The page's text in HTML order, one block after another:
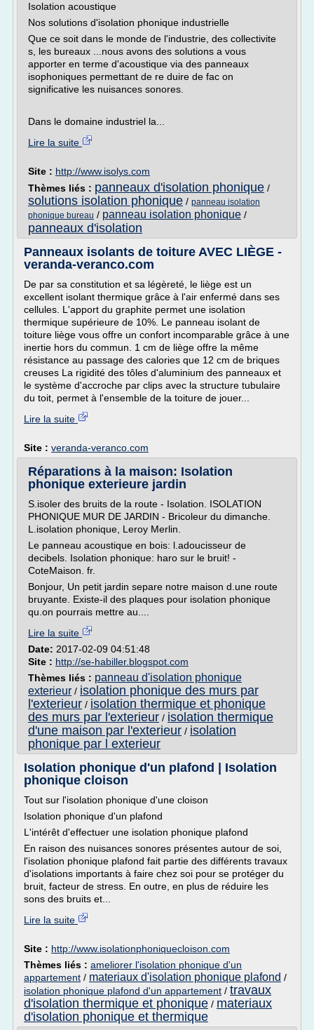
Isolation acoustique
Nos solutions d'isolation phonique industrielle
Que ce soit dans le monde de l'industrie, des collectivite
s, les bureaux ...nous avons des solutions a vous
apporter en terme d'acoustique via des panneaux
isophoniques permettant de re duire de fac on
significative les nuisances sonores.
Dans le domaine industriel la...
Lire la suite
Site : http://www.isolys.com
Thèmes liés : panneaux d'isolation phonique /
solutions isolation phonique / panneau isolation
phonique bureau / panneau isolation phonique /
panneaux d'isolation
Panneaux isolants de toiture AVEC LIÈGE -
veranda-veranco.com
De par sa constitution et sa légèreté, le liège est un
excellent isolant thermique grâce à l'air enfermé dans ses
cellules. L'apport du graphite permet une isolation
thermique supérieure de 10%. Le panneau isolant de
toiture liège vous offre un confort incomparable grâce à une
inertie hors du commun. 1 cm de liège offre la même
résistance au passage des calories que 12 cm de briques
creuses La rigidité des tôles d'aluminium des panneaux et
le système d'accroche par clips avec la structure tubulaire
du toit, permet à l'ensemble de la toiture de jouer...
Lire la suite
Site : veranda-veranco.com
Réparations à la maison: Isolation
phonique exterieure jardin
S.isoler des bruits de la route - Isolation. ISOLATION
PHONIQUE MUR DE JARDIN - Bricoleur du dimanche.
L.isolation phonique, Leroy Merlin.
Le panneau acoustique en bois: l.adoucisseur de
decibels. Isolation phonique: haro sur le bruit! -
CoteMaison. fr.
Bonjour, Un petit jardin separe notre maison d.une route
bruyante. Existe-il des plaques pour isolation phonique
qu.on pourrais mettre au....
Lire la suite
Date: 2017-02-09 04:51:48
Site : http://se-habiller.blogspot.com
Thèmes liés : panneau d'isolation phonique
exterieur / isolation phonique des murs par
l'exterieur / isolation thermique et phonique
des murs par l'exterieur / isolation thermique
d'une maison par l'exterieur / isolation
phonique par l exterieur
Isolation phonique d'un plafond | Isolation
phonique cloison
Tout sur l'isolation phonique d'une cloison
Isolation phonique d'un plafond
L'intérêt d'effectuer une isolation phonique plafond
En raison des nuisances sonores présentes autour de soi,
l'isolation phonique plafond fait partie des différents travaux
d'isolations importants à faire chez soi pour se protéger du
bruit, facteur de stress. En outre, en plus de réduire les
sons des bruits et...
Lire la suite
Site : http://www.isolationphoniquecloison.com
Thèmes liés : ameliorer l'isolation phonique d'un
appartement / materiaux d'isolation phonique plafond /
isolation phonique plafond d'un appartement / travaux
d'isolation thermique et phonique / materiaux
d'isolation phonique et thermique